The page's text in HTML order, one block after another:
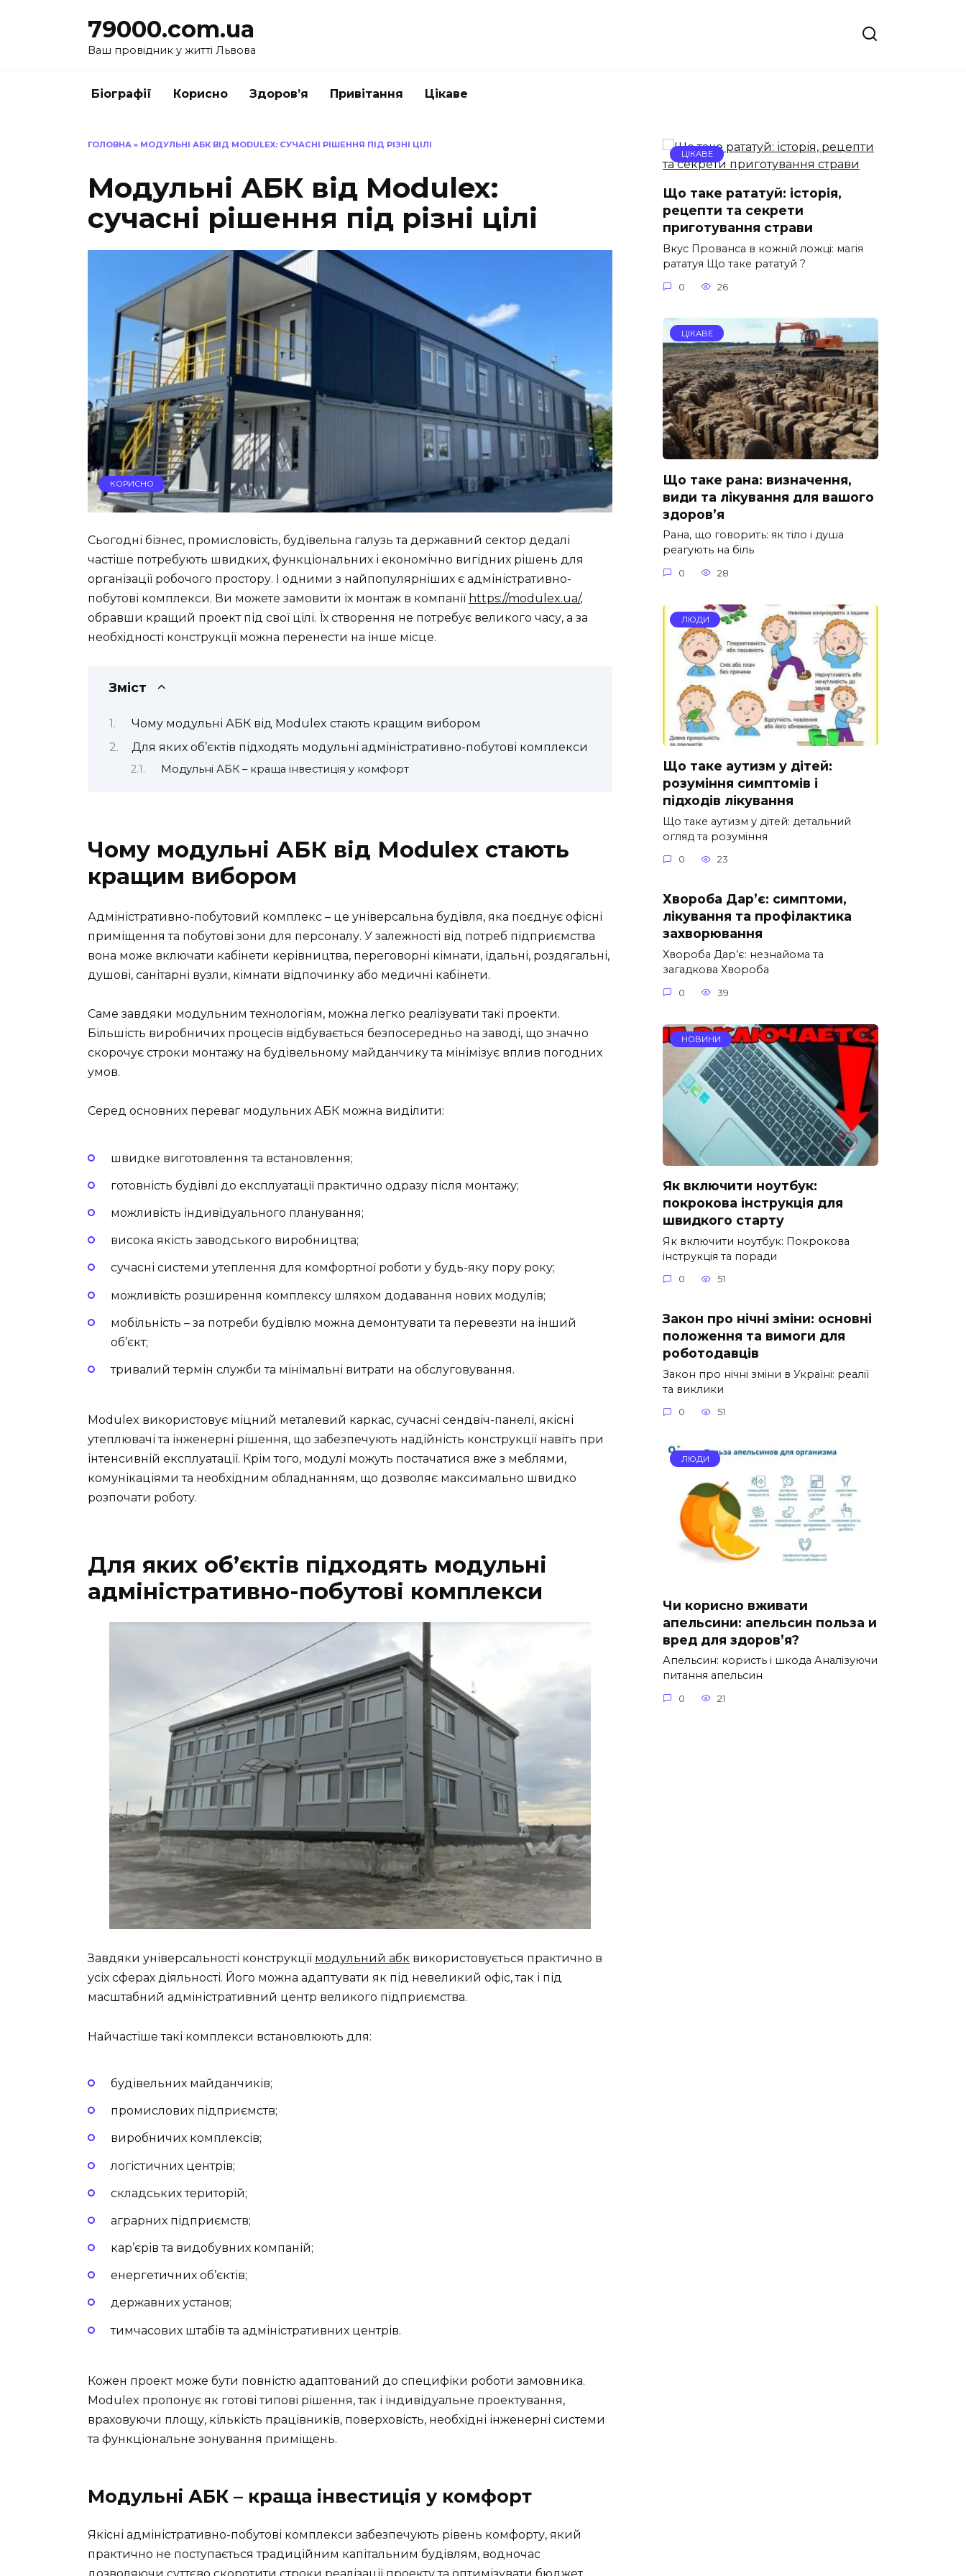
79000.com.ua
Ваш провідник у житті Львова
Біографії Корисно Здоров’я Привітання Цікаве
ГОЛОВНА » МОДУЛЬНІ АБК ВІД MODULEX: СУЧАСНІ РІШЕННЯ ПІД РІЗНІ ЦІЛІ
Модульні АБК від Modulex:
сучасні рішення під різні цілі
КОРИСНО
Сьогодні бізнес, промисловість, будівельна галузь та державний сектор дедалі
частіше потребують швидких, функціональних і економічно вигідних рішень для
організації робочого простору. І одними з найпопулярніших є адміністративно-
побутові комплекси. Ви можете замовити їх монтаж в компанії https://modulex.ua/,
обравши кращий проект під свої цілі. Їх створення не потребує великого часу, а за
необхідності конструкції можна перенести на інше місце.
Зміст
Чому модульні АБК від Modulex стають кращим вибором
Для яких об’єктів підходять модульні адміністративно-побутові комплекси
Модульні АБК – краща інвестиція у комфорт
Чому модульні АБК від Modulex стають
кращим вибором
Адміністративно-побутовий комплекс – це універсальна будівля, яка поєднує офісні
приміщення та побутові зони для персоналу. У залежності від потреб підприємства
вона може включати кабінети керівництва, переговорні кімнати, їдальні, роздягальні,
душові, санітарні вузли, кімнати відпочинку або медичні кабінети.
Саме завдяки модульним технологіям, можна легко реалізувати такі проекти.
Більшість виробничих процесів відбувається безпосередньо на заводі, що значно
скорочує строки монтажу на будівельному майданчику та мінімізує вплив погодних
умов.
Серед основних переваг модульних АБК можна виділити:
швидке виготовлення та встановлення;
готовність будівлі до експлуатації практично одразу після монтажу;
можливість індивідуального планування;
висока якість заводського виробництва;
сучасні системи утеплення для комфортної роботи у будь-яку пору року;
можливість розширення комплексу шляхом додавання нових модулів;
мобільність – за потреби будівлю можна демонтувати та перевезти на інший
об’єкт;
тривалий термін служби та мінімальні витрати на обслуговування.
Modulex використовує міцний металевий каркас, сучасні сендвіч-панелі, якісні
утеплювачі та інженерні рішення, що забезпечують надійність конструкції навіть при
інтенсивній експлуатації. Крім того, модулі можуть постачатися вже з меблями,
комунікаціями та необхідним обладнанням, що дозволяє максимально швидко
розпочати роботу.
Для яких об’єктів підходять модульні
адміністративно-побутові комплекси
Завдяки універсальності конструкції модульний абк використовується практично в
усіх сферах діяльності. Його можна адаптувати як під невеликий офіс, так і під
масштабний адміністративний центр великого підприємства.
Найчастіше такі комплекси встановлюють для:
будівельних майданчиків;
промислових підприємств;
виробничих комплексів;
логістичних центрів;
складських територій;
аграрних підприємств;
кар’єрів та видобувних компаній;
енергетичних об’єктів;
державних установ;
тимчасових штабів та адміністративних центрів.
Кожен проект може бути повністю адаптований до специфіки роботи замовника.
Modulex пропонує як готові типові рішення, так і індивідуальне проектування,
враховуючи площу, кількість працівників, поверховість, необхідні інженерні системи
та функціональне зонування приміщень.
Модульні АБК – краща інвестиція у комфорт
Якісні адміністративно-побутові комплекси забезпечують рівень комфорту, який
практично не поступається традиційним капітальним будівлям, водночас
ЦІКАВЕ
Що таке рататуй: історія,
рецепти та секрети
приготування страви
Вкус Прованса в кожній ложці: магія
рататуя Що таке рататуй ?
0 26
ЦІКАВЕ
Що таке рана: визначення,
види та лікування для вашого
здоров’я
Рана, що говорить: як тіло і душа
реагують на біль
0 28
ЛЮДИ
Що таке аутизм у дітей:
розуміння симптомів і
підходів лікування
Що таке аутизм у дітей: детальний
огляд та розуміння
0 23
Хвороба Дар’є: симптоми,
лікування та профілактика
захворювання
Хвороба Дар’є: незнайома та
загадкова Хвороба
0 39
НОВИНИ
Як включити ноутбук:
покрокова інструкція для
швидкого старту
Як включити ноутбук: Покрокова
інструкція та поради
0 51
Закон про нічні зміни: основні
положення та вимоги для
роботодавців
Закон про нічні зміни в Україні: реалії
та виклики
0 51
ЛЮДИ
Чи корисно вживати
апельсини: апельсин польза и
вред для здоров’я?
Апельсин: користь і шкода Аналізуючи
питання апельсин
0 21